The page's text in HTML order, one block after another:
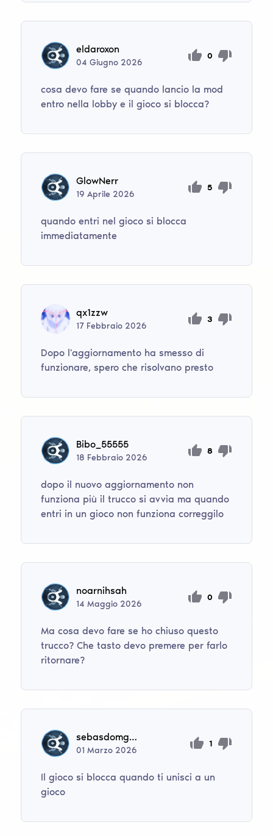
eldaroxon
04Giugno 2026
0
cosa devo fare se quando lancio la mod
entro nella lobby e il gioco si blocca?
GlowNerr
19Aprile 2026
5
quando entri nel gioco si blocca
immediatamente
qx1zzw
17 Febbraio 2026
3
Dopo l'aggiornamento ha smesso di
funzionare, spero che risolvano presto
Bibo_55555
18 Febbraio 2026
8
dopo il nuovo aggiornamento non
funziona più il trucco si avvia ma quando
entri in un gioco non funziona correggilo
noarnihsah
14Maggio 2026
0
Ma cosa devo fare se ho chiuso questo
trucco? Che tasto devo premere per farlo
ritornare?
sebasdomgod
01Marzo 2026
1
Il gioco si blocca quando ti unisci a un
gioco